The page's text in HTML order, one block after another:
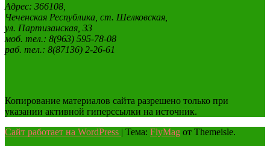
Адрес: 366108,
Чеченская Республика, ст. Шелковская,
ул. Партизанская, 33
моб. тел.: 8(963) 595-78-08
раб. тел.: 8(87136) 2-26-61
Копирование материалов сайта разрешено только при
указании активной гиперссылки на источник.
Сайт работает на WordPress | Тема: FlyMag от Themeisle.